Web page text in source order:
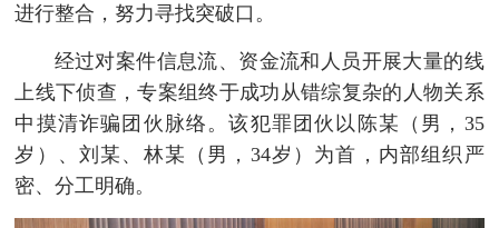
进行整合，努力寻找突破口。
经过对案件信息流、资金流和人员开展大量的线
上线下侦查，专案组终于成功从错综复杂的人物关系
中摸清诈骗团伙脉络。该犯罪团伙以陈某（男，35
岁）、刘某、林某（男，34岁）为首，内部组织严
密、分工明确。